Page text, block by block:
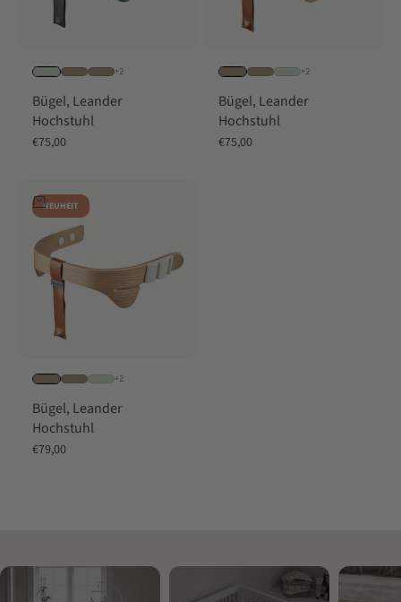
+2
Bügel, Leander
Hochstuhl
Angebot
€75,00
+2
Bügel, Leander
Hochstuhl
Angebot
€75,00
NEUHEIT
In den Warenkorb
+2
Bügel, Leander
Hochstuhl
Angebot
€79,00